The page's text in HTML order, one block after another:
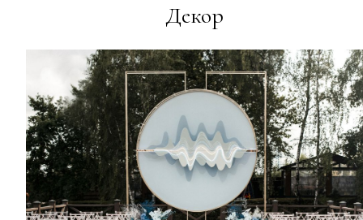
Декор